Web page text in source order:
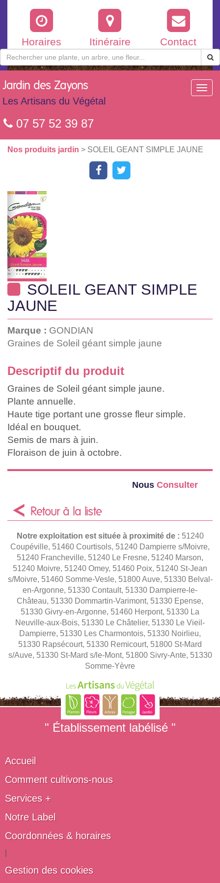
Horaires Itinéraire Contact
Jardin des Zayons
Les Artisans du Végétal
07 57 52 39 87
Nos produits jardin > SOLEIL GEANT SIMPLE JAUNE
SOLEIL GEANT SIMPLE
JAUNE
Marque : GONDIAN
Graines de Soleil géant simple jaune
Descriptif du produit
Graines de Soleil géant simple jaune.
Plante annuelle.
Haute tige portant une grosse fleur simple.
Idéal en bouquet.
Semis de mars à juin.
Floraison de juin à octobre.
Nous Consulter
Retour à la liste
Notre exploitation est située à proximité de : 51240
Coupéville, 51460 Courtisols, 51240 Dampierre s/Moivre,
51240 Francheville, 51240 Le Fresne, 51240 Marson,
51240 Moivre, 51240 Omey, 51460 Poix, 51240 St-Jean
s/Moivre, 51460 Somme-Vesle, 51800 Auve, 51330 Belval-
en-Argonne, 51330 Contault, 51330 Dampierre-le-
Château, 51330 Dommartin-Varimont, 51330 Epense,
51330 Givry-en-Argonne, 51460 Herpont, 51330 La
Neuville-aux-Bois, 51330 Le Châtelier, 51330 Le Vieil-
Dampierre, 51330 Les Charmontois, 51330 Noirlieu,
51330 Rapsécourt, 51330 Remicourt, 51800 St-Mard
s/Auve, 51330 St-Mard s/le-Mont, 51800 Sivry-Ante, 51330
Somme-Yèvre
" Établissement labélisé "
Accueil
Comment cultivons-nous
Services +
Notre Label
Coordonnées & horaires
Gestion des cookies